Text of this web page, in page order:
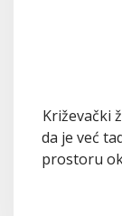
Križevački
da je već
prostoru